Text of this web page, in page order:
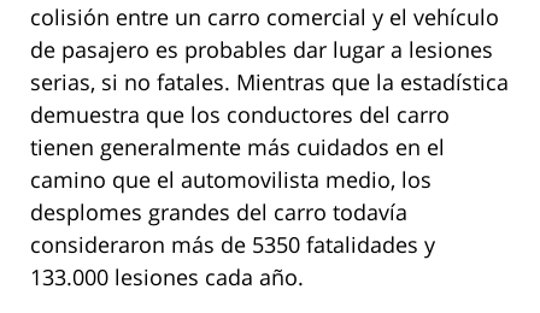
colisión entre un carro comercial y el vehículo
de pasajero es probables dar lugar a lesiones
serias, si no fatales. Mientras que la estadística
demuestra que los conductores del carro
tienen generalmente más cuidados en el
camino que el automovilista medio, los
desplomes grandes del carro todavía
consideraron más de 5350 fatalidades y
133.000 lesiones cada año.